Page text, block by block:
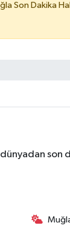
Son Dakika
son